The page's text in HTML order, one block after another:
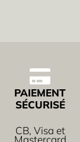
PAIEMENT
SÉCURISÉ
CB, Visa et
Mastercard